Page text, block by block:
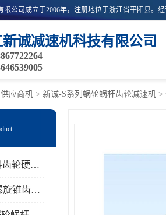
诚减速机科技有限公司
供应商机 > 新诚-S系列蜗轮蜗杆齿轮减速机 >
新诚-R系列斜齿轮硬齿面减速机
新诚-K系列螺旋锥齿轮减速机